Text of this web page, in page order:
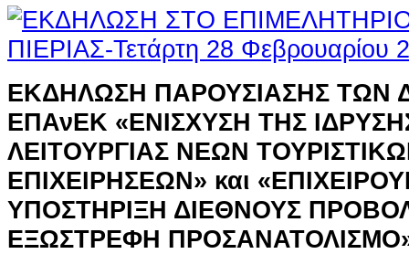
ΕΚΔΗΛΩΣΗ ΠΑΡΟΥΣΙΑΣΗΣ ΤΩΝ
ΕΠΑνΕΚ «ΕΝΙΣΧΥΣΗ ΤΗΣ
ΛΕΙΤΟΥΡΓΙΑΣ ΝΕΩΝ
ΕΠΙΧΕΙΡΗΣΕΩΝ» και
ΥΠΟΣΤΗΡΙΞΗ ΔΙΕΘΝΟΥΣ
ΕΞΩΣΤΡΕΦΗ